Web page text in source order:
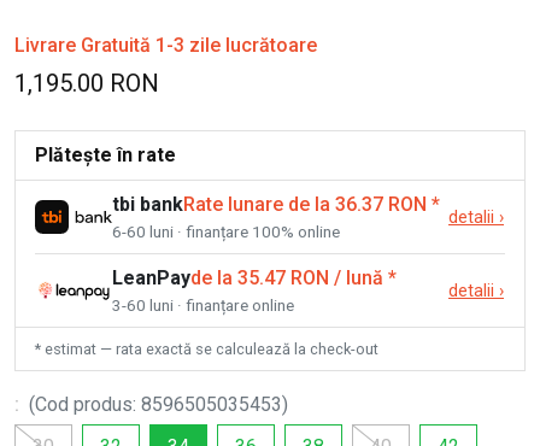
Livrare Gratuită 1-3 zile lucrătoare
1,195.00 RON
Plătește în rate
tbi bankRate lunare de la 36.37 RON *
6-60 luni · finanțare 100% online
detalii ›
LeanPayde la 35.47 RON / lună *
3-60 luni · finanțare online
detalii ›
* estimat — rata exactă se calculează la check-out
: (Cod produs: 8596505035453)